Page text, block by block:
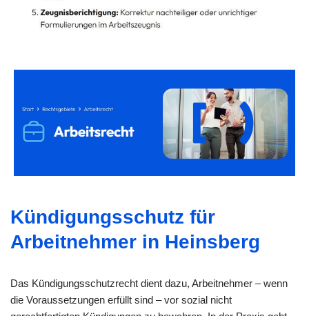
Kündigungsschutz für
Arbeitnehmer in Heinsberg
Das Kündigungsschutzrecht dient dazu, Arbeitnehmer – wenn
die Voraussetzungen erfüllt sind – vor sozial nicht